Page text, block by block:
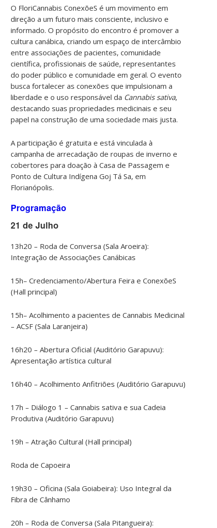
O FloriCannabis ConexõeS é um movimento em
direção a um futuro mais consciente, inclusivo e
informado. O propósito do encontro é promover a
cultura canábica, criando um espaço de intercâmbio
entre associações de pacientes, comunidade
científica, profissionais de saúde, representantes
do poder público e comunidade em geral. O evento
busca fortalecer as conexões que impulsionam a
liberdade e o uso responsável da Cannabis sativa,
destacando suas propriedades medicinais e seu
papel na construção de uma sociedade mais justa.
A participação é gratuita e está vinculada à
campanha de arrecadação de roupas de inverno e
cobertores para doação à Casa de Passagem e
Ponto de Cultura Indígena Goj Tá Sa, em
Florianópolis.
Programação
21 de Julho
13h20 – Roda de Conversa (Sala Aroeira):
Integração de Associações Canábicas
15h– Credenciamento/Abertura Feira e ConexõeS
(Hall principal)
15h– Acolhimento a pacientes de Cannabis Medicinal
– ACSF (Sala Laranjeira)
16h20 – Abertura Oficial (Auditório Garapuvu):
Apresentação artística cultural
16h40 – Acolhimento Anfitriões (Auditório Garapuvu)
17h – Diálogo 1 – Cannabis sativa e sua Cadeia
Produtiva (Auditório Garapuvu)
19h – Atração Cultural (Hall principal)
Roda de Capoeira
19h30 – Oficina (Sala Goiabeira): Uso Integral da
Fibra de Cânhamo
20h – Roda de Conversa (Sala Pitangueira):